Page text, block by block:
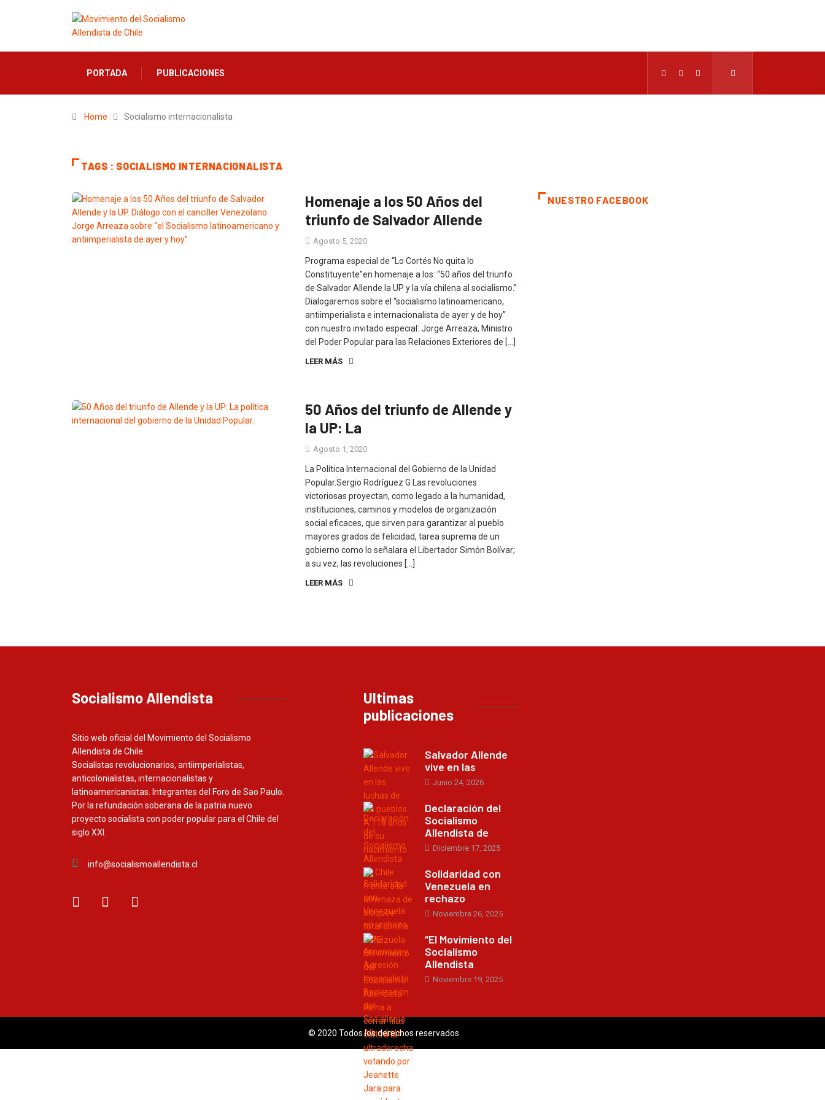
PORTADA PUBLICACIONES
Home Socialismo internacionalista
TAGS : SOCIALISMO INTERNACIONALISTA
Homenaje a los 50 Años del
triunfo de Salvador Allende
Agosto 5, 2020
Programa especial de “Lo Cortés No quita lo
Constituyente”en homenaje a los: “50 años del triunfo
de Salvador Allende la UP y la vía chilena al socialismo.”
Dialogaremos sobre el “socialismo latinoamericano,
antiimperialista e internacionalista de ayer y de hoy”
con nuestro invitado especial: Jorge Arreaza, Ministro
del Poder Popular para las Relaciones Exteriores de […]
LEER MÁS
50 Años del triunfo de Allende y
la UP: La
Agosto 1, 2020
La Política Internacional del Gobierno de la Unidad
Popular.Sergio Rodríguez G Las revoluciones
victoriosas proyectan, como legado a la humanidad,
instituciones, caminos y modelos de organización
social eficaces, que sirven para garantizar al pueblo
mayores grados de felicidad, tarea suprema de un
gobierno como lo señalara el Libertador Simón Bolívar;
a su vez, las revoluciones […]
LEER MÁS
NUESTRO FACEBOOK
Socialismo Allendista
Sitio web oficial del Movimiento del Socialismo
Allendista de Chile.
Socialistas revolucionarios, antiimperialistas,
anticolonialistas, internacionalistas y
latinoamericanistas. Integrantes del Foro de Sao Paulo.
Por la refundación soberana de la patria nuevo
proyecto socialista con poder popular para el Chile del
siglo XXI.
info@socialismoallendista.cl
Ultimas
publicaciones
Salvador Allende
vive en las
Junio 24, 2026
Declaración del
Socialismo
Allendista de
Diciembre 17, 2025
Solidaridad con
Venezuela en
rechazo
Noviembre 26, 2025
“El Movimiento del
Socialismo
Allendista
Noviembre 19, 2025
© 2020 Todos los derechos reservados